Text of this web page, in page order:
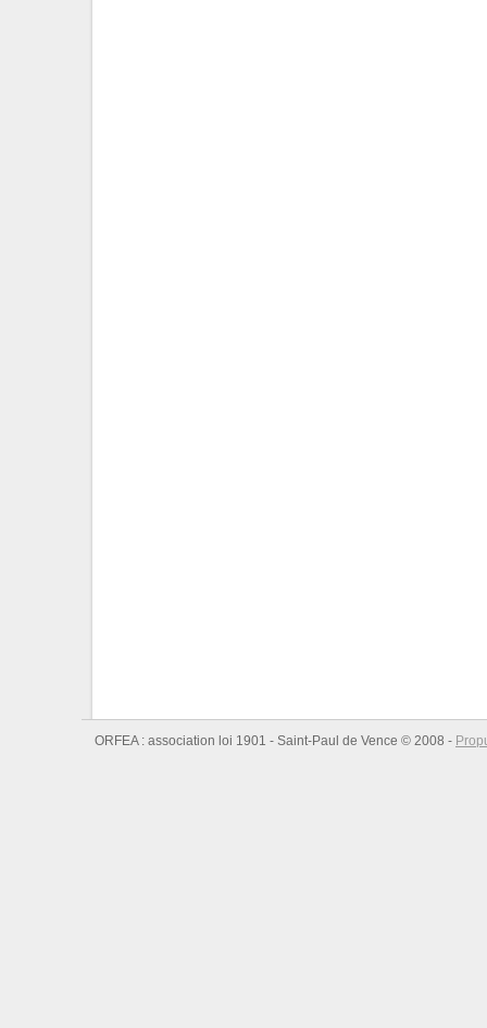
ORFEA : association loi 1901 - Saint-Paul de Vence © 2008 -